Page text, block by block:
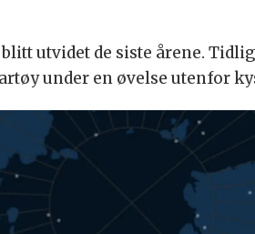
utvidet de siste årene.
under en øvelse utenfor